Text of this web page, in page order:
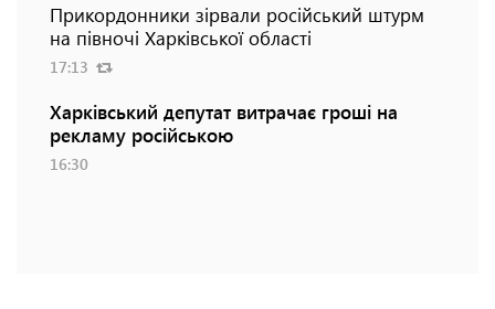
Прикордонники зірвали російський штурм
на півночі Харківської області
17:13
Харківський депутат витрачає гроші на
рекламу російською
16:30